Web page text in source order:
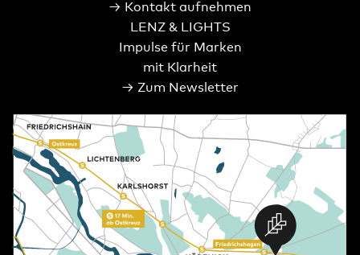
→ Kontakt aufnehmen
LENZ & LIGHTS
Impulse für Marken
mit Klarheit
→ Zum Newsletter